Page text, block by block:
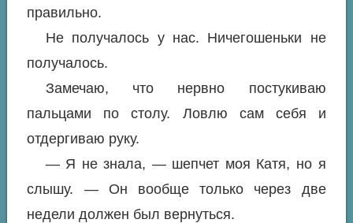
правильно.
Не получалось у нас. Ничегошеньки не
получалось.
Замечаю, что нервно постукиваю
пальцами по столу. Ловлю сам себя и
отдергиваю руку.
— Я не знала, — шепчет моя Катя, но я
слышу. — Он вообще только через две
недели должен был вернуться.